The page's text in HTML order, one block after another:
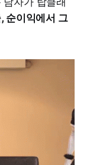
순이익에서 그